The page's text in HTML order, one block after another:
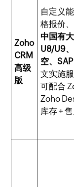
Zoho
CRM
高级
版
自定义
格报价
中国有
U8/U9
空、
文实施
可配合
Zoho
库存 +